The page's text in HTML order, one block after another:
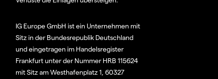
IG Europe GmbH ist ein Unternehmen mit
Sitz in der Bundesrepublik Deutschland
und eingetragen im Handelsregister
Frankfurt unter der Nummer HRB 115624
mit Sitz am Westhafenplatz 1, 60327